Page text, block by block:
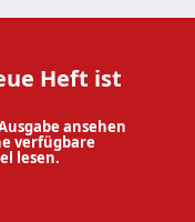
Heft ist
ansehen
verfügbare
lesen.